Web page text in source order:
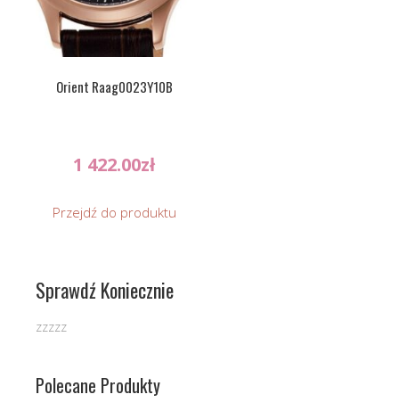
Orient Raag0023Y10B
1 422.00zł
Przejdź do produktu
Sprawdź Koniecznie
zzzzz
Polecane Produkty